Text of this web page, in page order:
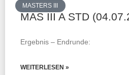
MASTERS III
MAS III A STD
Ergebnis – Endrunde:
WEITERLESEN »